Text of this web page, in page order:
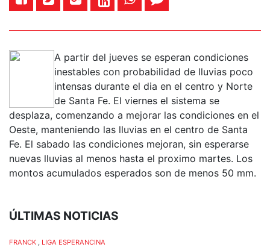
A partir del jueves se esperan condiciones
inestables con probabilidad de lluvias poco
intensas durante el dia en el centro y Norte
de Santa Fe. El viernes el sistema se
desplaza, comenzando a mejorar las condiciones en el
Oeste, manteniendo las lluvias en el centro de Santa
Fe. El sabado las condiciones mejoran, sin esperarse
nuevas lluvias al menos hasta el proximo martes. Los
montos acumulados esperados son de menos 50 mm.
ÚLTIMAS NOTICIAS
FRANCK , LIGA ESPERANCINA